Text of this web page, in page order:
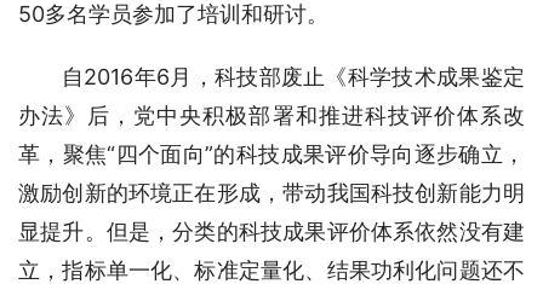
50多名学员参加了培训和研讨。
自2016年6月，科技部废止《科学技术成果鉴定
办法》后，党中央积极部署和推进科技评价体系改
革，聚焦“四个面向”的科技成果评价导向逐步确立，
激励创新的环境正在形成，带动我国科技创新能力明
显提升。但是，分类的科技成果评价体系依然没有建
立，指标单一化、标准定量化、结果功利化问题还不